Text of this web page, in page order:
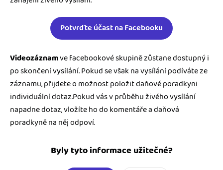
Potvrďte účast na Facebooku
Videozáznamve facebookové skupině zůstane dostupný i
po skončení vysílání. Pokud se však na vysílání podíváte ze
záznamu, přijdete o možnost položit daňové poradkyni
individuální dotaz.Pokud vás v průběhu živého vysílání
napadne dotaz, vložíte ho do komentáře a daňová
poradkyně na něj odpoví.
Byly tyto informace užitečné?